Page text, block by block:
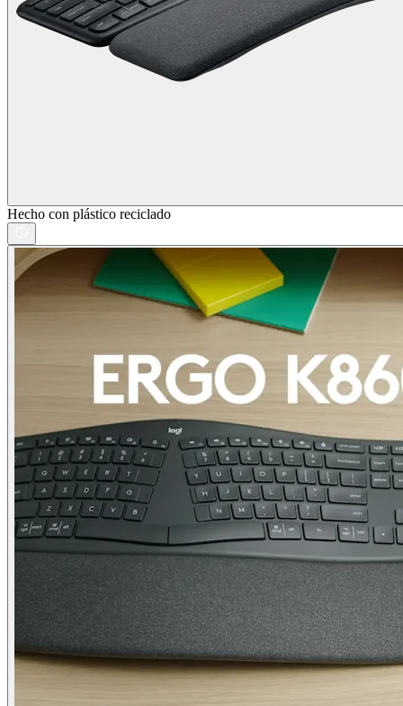
Hecho con plástico reciclado